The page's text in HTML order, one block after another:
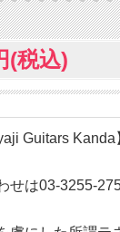
(税込)
Guitars Kanda
せは03-3255-